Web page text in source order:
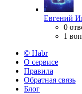
Евгений
0
1
© Habr
О сервисе
Правила
Обратная связь
Блог